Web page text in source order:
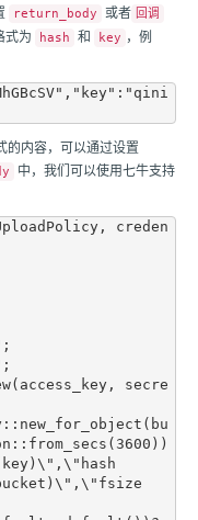
return_body 或者 回调
式为 hash 和 key ，例
的内容，可以通过设置
中，我们可以使用七牛支持
creden
secre